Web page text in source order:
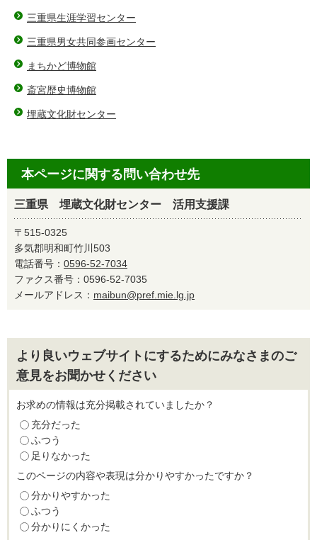
三重県生涯学習センター
三重県男女共同参画センター
まちかど博物館
斎宮歴史博物館
埋蔵文化財センター
本ページに関する問い合わせ先
三重県 埋蔵文化財センター 活用支援課
〒515-0325
多気郡明和町竹川503
電話番号： 0596-52-7034
ファクス番号：0596-52-7035
メールアドレス： maibun@pref.mie.lg.jp
より良いウェブサイトにするためにみなさまのご
意見をお聞かせください
お求めの情報は充分掲載されていましたか？
充分だった
ふつう
足りなかった
このページの内容や表現は分かりやすかったですか？
分かりやすかった
ふつう
分かりにくかった